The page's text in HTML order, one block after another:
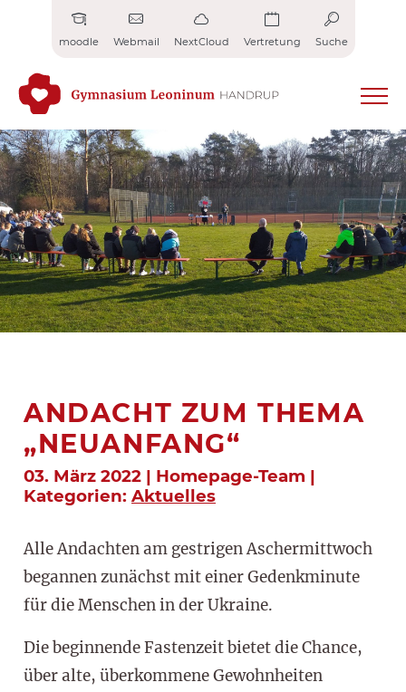
moodle Webmail NextCloud Vertretung Suche
ANDACHT ZUM THEMA
„NEUANFANG“
03. März 2022 | Homepage-Team |
Kategorien: Aktuelles
Alle Andachten am gestrigen Aschermittwoch
begannen zunächst mit einer Gedenkminute
für die Menschen in der Ukraine.
Die beginnende Fastenzeit bietet die Chance,
über alte, überkommene Gewohnheiten